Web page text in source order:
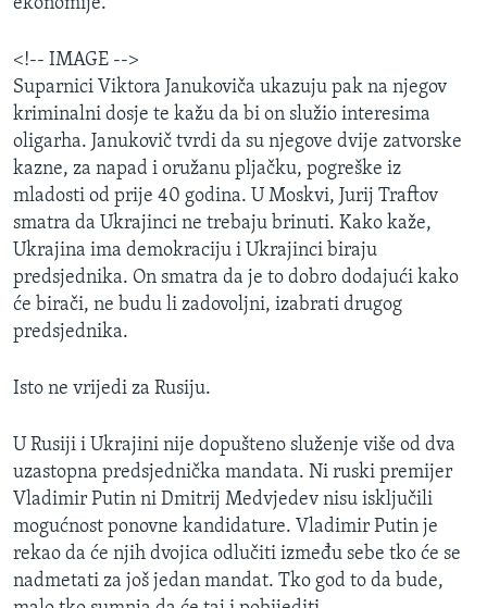
ekonomije.
<!-- IMAGE -->
Suparnici Viktora Janukoviča ukazuju pak na njegov
kriminalni dosje te kažu da bi on služio interesima
oligarha. Janukovič tvrdi da su njegove dvije zatvorske
kazne, za napad i oružanu pljačku, pogreške iz
mladosti od prije 40 godina. U Moskvi, Jurij Traftov
smatra da Ukrajinci ne trebaju brinuti. Kako kaže,
Ukrajina ima demokraciju i Ukrajinci biraju
predsjednika. On smatra da je to dobro dodajući kako
će birači, ne budu li zadovoljni, izabrati drugog
predsjednika.
Isto ne vrijedi za Rusiju.
U Rusiji i Ukrajini nije dopušteno služenje više od dva
uzastopna predsjednička mandata. Ni ruski premijer
Vladimir Putin ni Dmitrij Medvjedev nisu isključili
mogućnost ponovne kandidature. Vladimir Putin je
rekao da će njih dvojica odlučiti između sebe tko će se
nadmetati za još jedan mandat. Tko god to da bude,